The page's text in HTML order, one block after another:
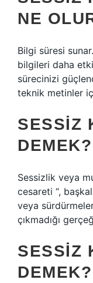
NE
Bilgi süresi
bilgileri daha
sürecinizi
teknik metinler
SESSIZ
DEMEK?
Sessizlik veya
cesareti “,
veya
çıkmadığı
SESSIZ
DEMEK?